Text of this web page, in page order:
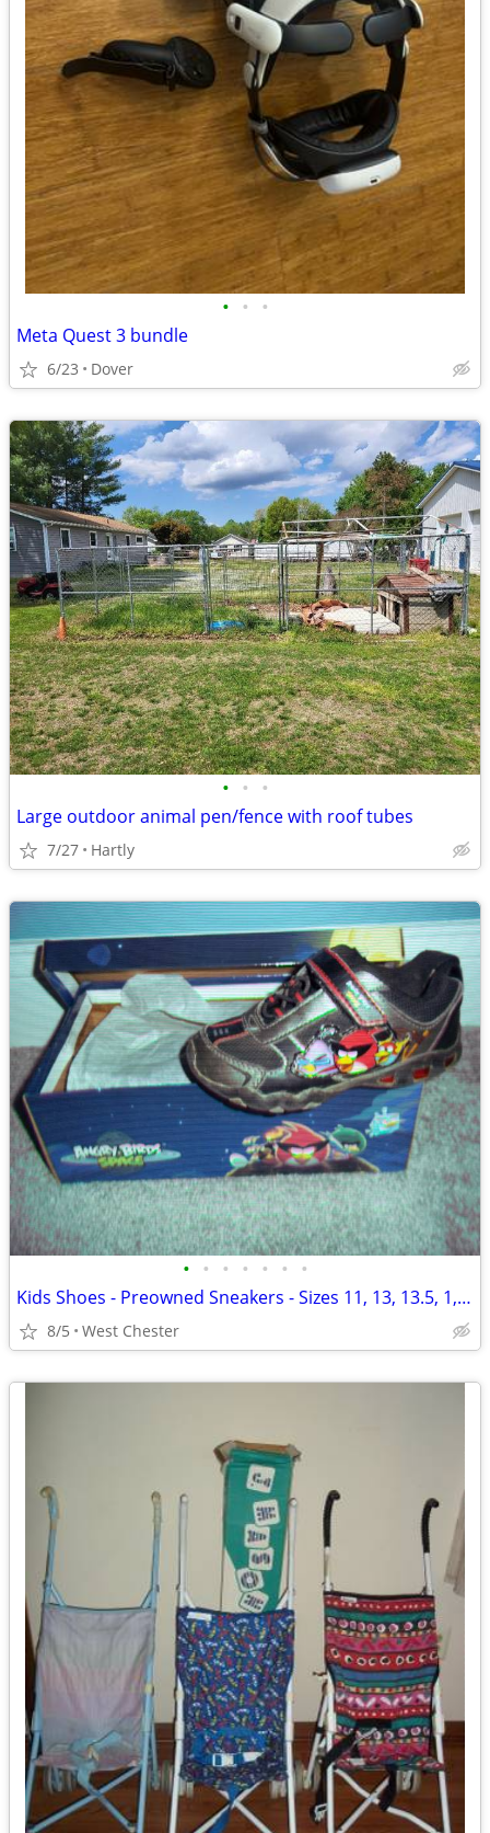
• • •
Meta Quest 3 bundle
6/23 Dover
• • •
Large outdoor animal pen/fence with roof tubes
7/27 Hartly
• • • • • • •
Kids Shoes - Preowned Sneakers - Sizes 11, 13, 13.5, 1, 2 - All Styles
8/5 West Chester